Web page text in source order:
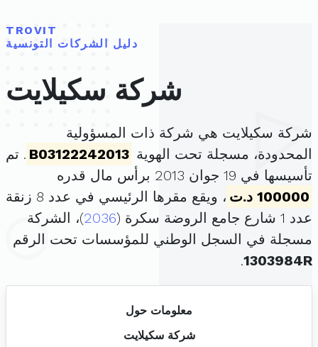
TROVIT
دليل الشركات التونسية
شركة سكيلايت
شركة سكيلايت هي شركة ذات المسؤولية
المحدودة، مسجلة تحت الهوية B03122242013 . تم
تأسيسها في 19 جوان 2013 برأس مال قدره
100000 د.ت
، ويقع مقرها الرئيسي في عدد 8 زنقة
عدد 1 شارع جامع الروضة سكرة (
2036)، الشركة
مسجلة في السجل الوطني للمؤسسات تحت الرقم
1303984R
.
معلومات حول
شركة سكيلايت